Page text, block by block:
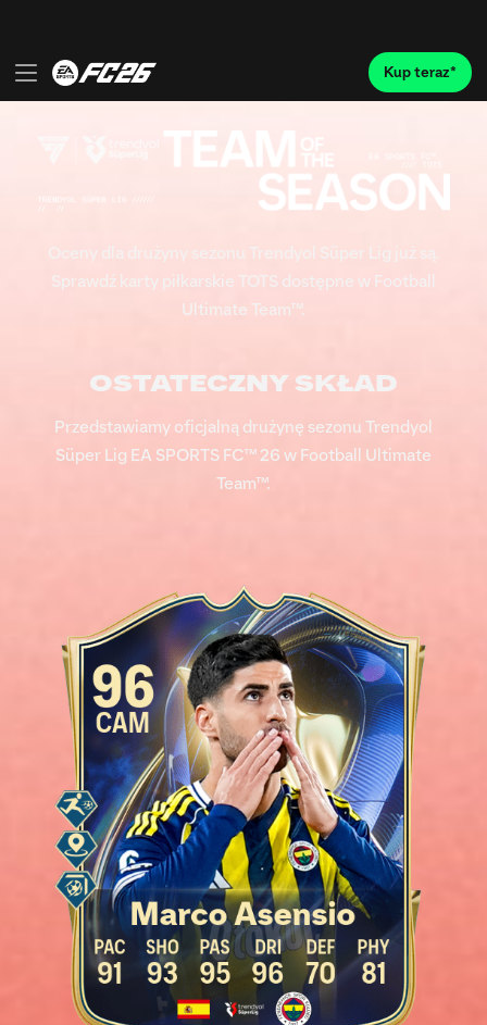
Sprawdź karty piłkarskie TOTS dostępne w Football
Ultimate Team™.
OSTATECZNY SKŁAD
Przedstawiamy oficjalną drużynę sezonu Trendyol
Süper Lig EA SPORTS FC™ 26 w Football Ultimate
Team™.